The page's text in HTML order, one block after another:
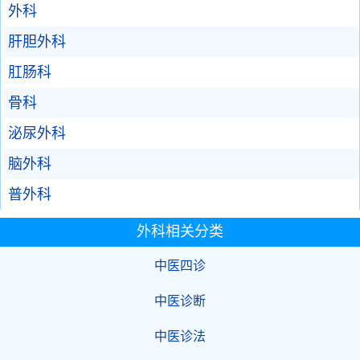
外科
肝胆外科
肛肠科
骨科
泌尿外科
脑外科
普外科
外科相关分类
中医四诊
中医诊断
中医诊法